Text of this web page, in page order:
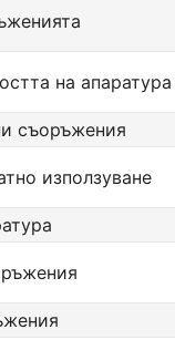
на апаратура
съоръжения
използуване